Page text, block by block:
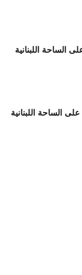
الساحة اللبنانية
الساحة اللبنانية